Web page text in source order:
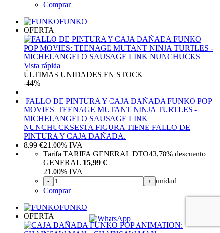
Comprar
FUNKO
OFERTA
Vista rápida
ÚLTIMAS UNIDADES EN STOCK
-44%
FALLO DE PINTURA Y CAJA DAÑADA FUNKO POP
MOVIES: TEENAGE MUTANT NINJA TURTLES -
MICHELANGELO SAUSAGE LINK
NUNCHUCKSESTA FIGURA TIENE FALLO DE
PINTURA Y CAJA DAÑADA.
8,99 €21.00% IVA
Tarifa TARIFA GENERAL DTO43,78% descuento
GENERAL 15,99 €
21.00% IVA
- + unidad
Comprar
FUNKO
OFERTA